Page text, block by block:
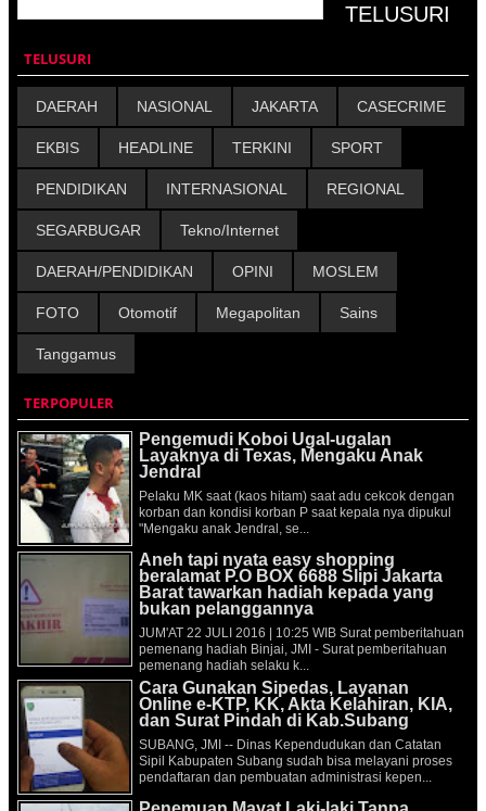
TELUSURI
DAERAH NASIONAL JAKARTA CASECRIME
EKBIS HEADLINE TERKINI SPORT
PENDIDIKAN INTERNASIONAL REGIONAL
SEGARBUGAR Tekno/Internet
DAERAH/PENDIDIKAN OPINI MOSLEM
FOTO Otomotif Megapolitan Sains
Tanggamus
TERPOPULER
Pengemudi Koboi Ugal-ugalan
Layaknya di Texas, Mengaku Anak
Jendral
Pelaku MK saat (kaos hitam) saat adu cekcok dengan
korban dan kondisi korban P saat kepala nya dipukul
"Mengaku anak Jendral, se...
Aneh tapi nyata easy shopping
beralamat P.O BOX 6688 Slipi Jakarta
Barat tawarkan hadiah kepada yang
bukan pelanggannya
JUM'AT 22 JULI 2016 | 10:25 WIB Surat pemberitahuan
pemenang hadiah Binjai, JMI - Surat pemberitahuan
pemenang hadiah selaku k...
Cara Gunakan Sipedas, Layanan
Online e-KTP, KK, Akta Kelahiran, KIA,
dan Surat Pindah di Kab.Subang
SUBANG, JMI -- Dinas Kependudukan dan Catatan
Sipil Kabupaten Subang sudah bisa melayani proses
pendaftaran dan pembuatan administrasi kepen...